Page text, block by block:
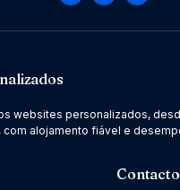
websites personalizados,
com alojamento fiável e
Contacto